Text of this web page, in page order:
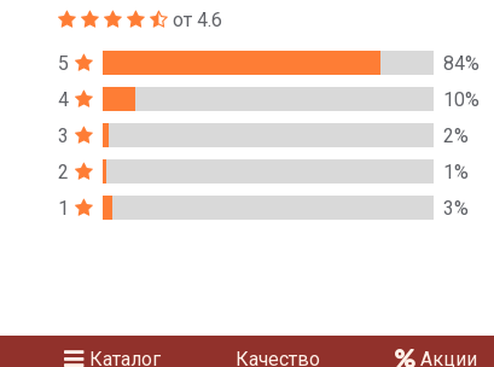
от 4.6
5
84%
4
10%
3
2%
2
1%
1
3%
Каталог Качество Акции